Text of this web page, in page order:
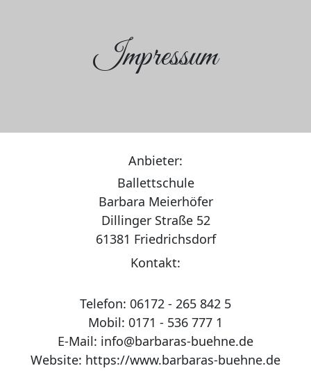
Impressum
Anbieter:
Ballettschule
Barbara Meierhöfer
Dillinger Straße 52
61381 Friedrichsdorf
Kontakt:
Telefon: 06172 - 265 842 5
Mobil: 0171 - 536 777 1
E-Mail: info@barbaras-buehne.de
Website: https://www.barbaras-buehne.de